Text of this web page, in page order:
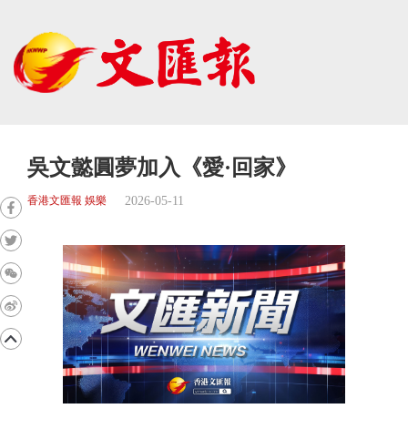
吳文懿圓夢加入《愛·回家》
香港文匯報 娛樂 2026-05-11